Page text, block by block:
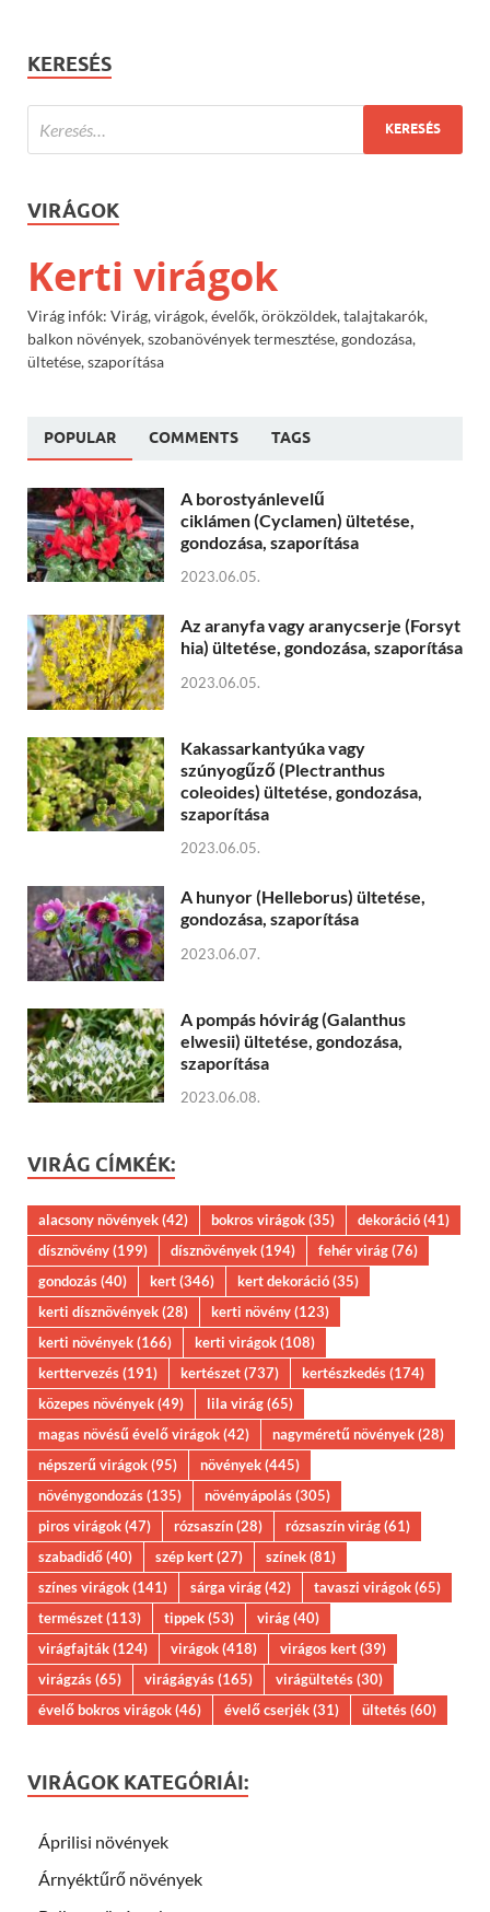
KERESÉS
VIRÁGOK
Kerti virágok
Virág infók: Virág, virágok, évelők, örökzöldek, talajtakarók,
balkon növények, szobanövények termesztése, gondozása,
ültetése, szaporítása
POPULAR COMMENTS TAGS
A borostyánlevelű
ciklámen (Cyclamen) ültetése,
gondozása, szaporítása
2023.06.05.
Az aranyfa vagy aranycserje (Forsyt
hia) ültetése, gondozása, szaporítása
2023.06.05.
Kakassarkantyúka vagy
szúnyogűző (Plectranthus
coleoides) ültetése, gondozása,
szaporítása
2023.06.05.
A hunyor (Helleborus) ültetése,
gondozása, szaporítása
2023.06.07.
A pompás hóvirág (Galanthus
elwesii) ültetése, gondozása,
szaporítása
2023.06.08.
VIRÁG CÍMKÉK:
alacsony növények(42) bokros virágok(35) dekoráció(41)
dísznövény(199) dísznövények(194) fehér virág(76)
gondozás(40) kert(346) kert dekoráció(35)
kerti dísznövények(28) kerti növény(123)
kerti növények(166) kerti virágok(108)
kerttervezés(191) kertészet(737) kertészkedés(174)
közepes növények(49) lila virág(65)
magas növésű évelő virágok(42) nagyméretű növények(28)
népszerű virágok(95) növények(445)
növénygondozás(135) növényápolás(305)
piros virágok(47) rózsaszín(28) rózsaszín virág(61)
szabadidő(40) szép kert(27) színek(81)
színes virágok(141) sárga virág(42) tavaszi virágok(65)
természet(113) tippek(53) virág(40)
virágfajták(124) virágok(418) virágos kert(39)
virágzás(65) virágágyás(165) virágültetés(30)
évelő bokros virágok(46) évelő cserjék(31) ültetés(60)
VIRÁGOK KATEGÓRIÁI:
Áprilisi növények
Árnyéktűrő növények